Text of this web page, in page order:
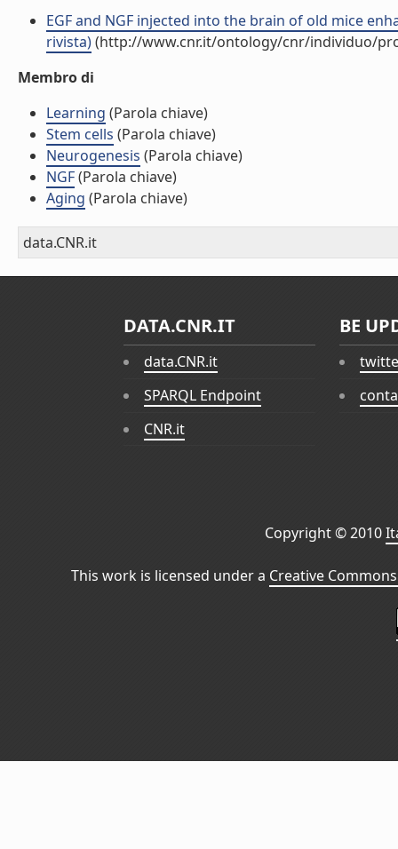
EGF and NGF injected into the brain of old mice
rivista)(http://www.cnr.it/ontology/cnr/individuo/
Membro di
Learning (Parola chiave)
Stem cells (Parola chiave)
Neurogenesis (Parola chiave)
NGF(Parola chiave)
Aging (Parola chiave)
data.CNR.it
DATA.CNR.IT
data.CNR.it
SPARQL Endpoint
CNR.it
BE
Copyright © 2010
This work is licensed under a Creative